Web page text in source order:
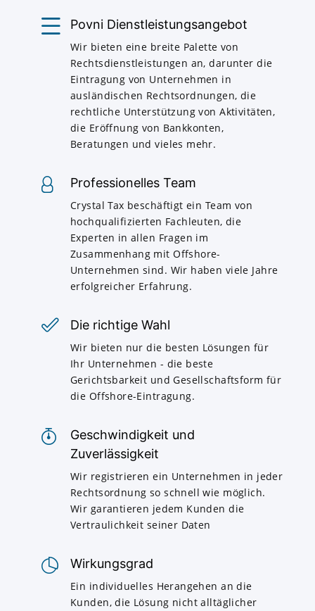
Povni Dienstleistungsangebot
Wir bieten eine breite Palette von
Rechtsdienstleistungen an, darunter die
Eintragung von Unternehmen in
ausländischen Rechtsordnungen, die
rechtliche Unterstützung von Aktivitäten,
die Eröffnung von Bankkonten,
Beratungen und vieles mehr.
Professionelles Team
Crystal Tax beschäftigt ein Team von
hochqualifizierten Fachleuten, die
Experten in allen Fragen im
Zusammenhang mit Offshore-
Unternehmen sind. Wir haben viele Jahre
erfolgreicher Erfahrung.
Die richtige Wahl
Wir bieten nur die besten Lösungen für
Ihr Unternehmen - die beste
Gerichtsbarkeit und Gesellschaftsform für
die Offshore-Eintragung.
Geschwindigkeit und
Zuverlässigkeit
Wir registrieren ein Unternehmen in jeder
Rechtsordnung so schnell wie möglich.
Wir garantieren jedem Kunden die
Vertraulichkeit seiner Daten
Wirkungsgrad
Ein individuelles Herangehen an die
Kunden, die Lösung nicht alltäglicher